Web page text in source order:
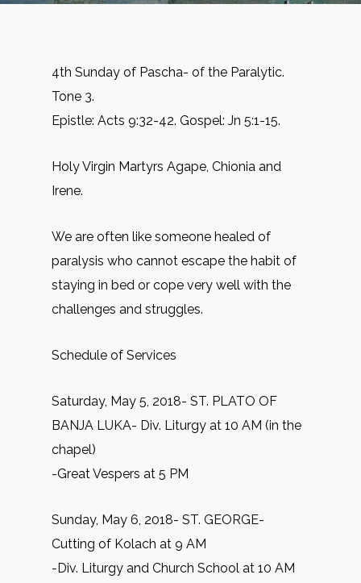
4th Sunday of Pascha- of the Paralytic.
Tone 3.
Epistle: Acts 9:32-42. Gospel: Jn 5:1-15.
Holy Virgin Martyrs Agape, Chionia and
Irene.
We are often like someone healed of
paralysis who cannot escape the habit of
staying in bed or cope very well with the
challenges and struggles.
Schedule of Services
Saturday, May 5, 2018- ST. PLATO OF
BANJA LUKA- Div. Liturgy at 10 AM (in the
chapel)
-Great Vespers at 5 PM
Sunday, May 6, 2018- ST. GEORGE-
Cutting of Kolach at 9 AM
-Div. Liturgy and Church School at 10 AM